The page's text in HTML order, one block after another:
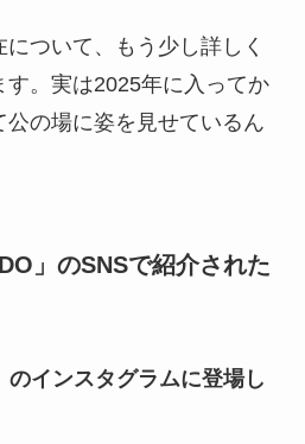
ついて、もう少し詳しく
す。実は2025年に入ってか
公の場に姿を見せているん
」のSNSで紹介された
インスタグラムに登場し